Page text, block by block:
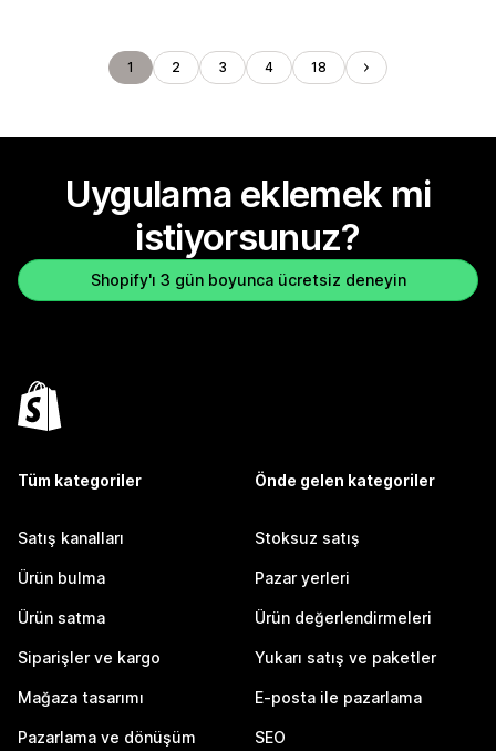
1 2 3 4 18
Uygulama eklemek mi
istiyorsunuz?
Shopify'ı 3 gün boyunca ücretsiz deneyin
Tüm kategoriler
Satış kanalları
Ürün bulma
Ürün satma
Siparişler ve kargo
Mağaza tasarımı
Pazarlama ve dönüşüm
Önde gelen kategoriler
Stoksuz satış
Pazar yerleri
Ürün değerlendirmeleri
Yukarı satış ve paketler
E-posta ile pazarlama
SEO